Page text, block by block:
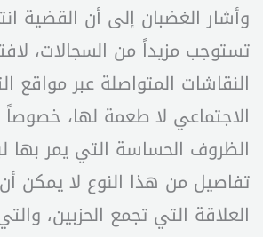
وأشار الغضبان إلى أن القضية
تستوجب مزيداً من السجالات،
النقاشات المتواصلة عبر مواقع
الاجتماعي لا طعمة لها،
الظروف الحساسة التي يمر بها
تفاصيل من هذا النوع لا يمكن
العلاقة التي تجمع الحزبين،